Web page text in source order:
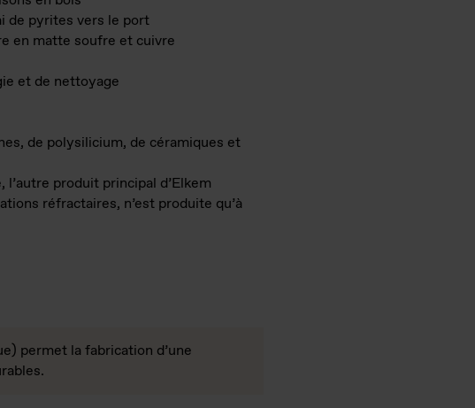
de pyrites vers le port
en matte soufre et cuivre
et de nettoyage
de polysilicium, de céramiques et
produit principal d’Elkem
réfractaires, n’est produite qu’à
permet la fabrication d’une